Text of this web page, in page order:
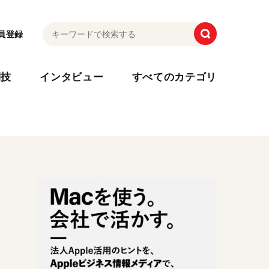
登録
インタビュー すべてのカテゴリ